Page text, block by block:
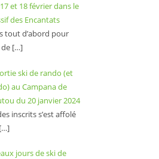
et 18 février dans le
des Encantats
tout d’abord pour
[…]
ski de rando (et
au Campana de
du 20 janvier 2024
inscrits s’est affolé
[…]
jours de ski de